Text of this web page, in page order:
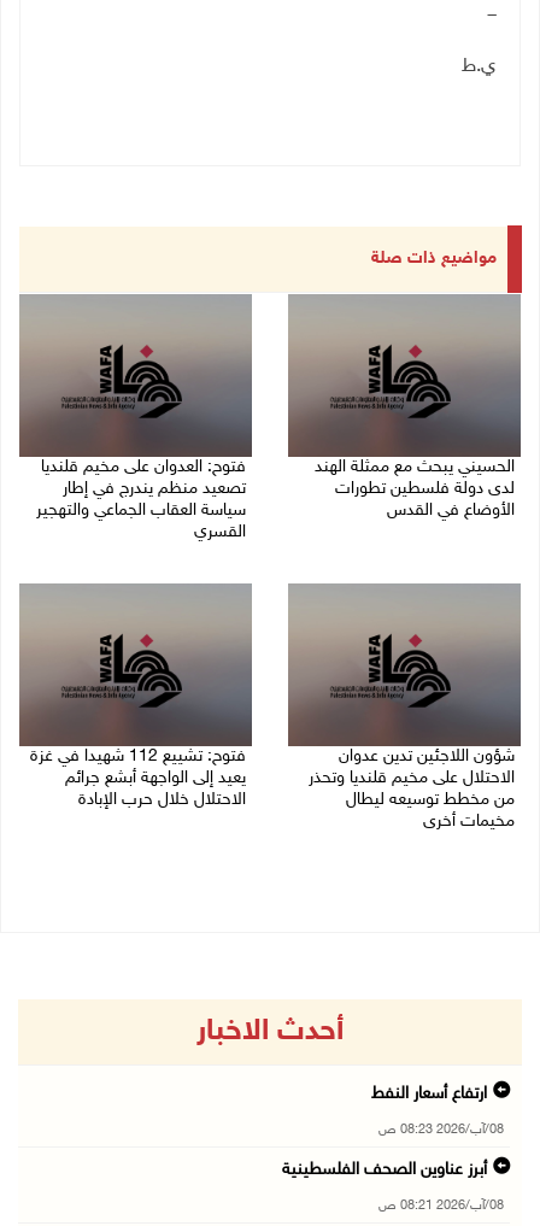
ـــ
ي.ط
مواضيع ذات صلة
الحسيني يبحث مع ممثلة الهند
لدى دولة فلسطين تطورات
الأوضاع في القدس
فتوح: العدوان على مخيم قلنديا
تصعيد منظم يندرج في إطار
سياسة العقاب الجماعي والتهجير
القسري
شؤون اللاجئين تدين عدوان
الاحتلال على مخيم قلنديا وتحذر
من مخطط توسيعه ليطال
مخيمات أخرى
فتوح: تشييع 112 شهيدا في غزة
يعيد إلى الواجهة أبشع جرائم
الاحتلال خلال حرب الإبادة
أحدث الاخبار
ارتفاع أسعار النفط
08/آب/2026 08:23 ص
أبرز عناوين الصحف الفلسطينية
08/آب/2026 08:21 ص